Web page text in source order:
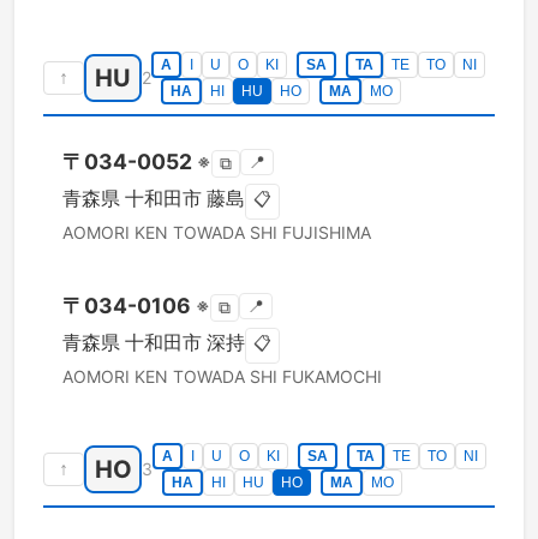
↑ HU 2
A U O KI SA TA TE TO
NI
HA
HI HU HO MA MO
〒 034-0052 ※ ⧉ 📍
青森県 十和田市 藤島 📋
AOMORI KEN TOWADA SHI FUJISHIMA
〒 034-0106 ※ ⧉ 📍
青森県 十和田市 深持 📋
AOMORI KEN TOWADA SHI FUKAMOCHI
↑ HO 3
A U O KI SA TA TE TO
NI
HA
HI HU HO MA MO